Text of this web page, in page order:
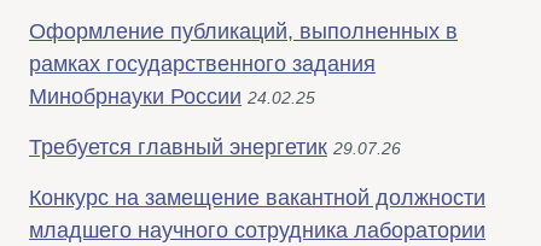
Оформление публикаций, выполненных в
рамках государственного задания
Минобрнауки России 24.02.25
Требуется главный энергетик 29.07.26
Конкурс на замещение вакантной должности
младшего научного сотрудника лаборатории